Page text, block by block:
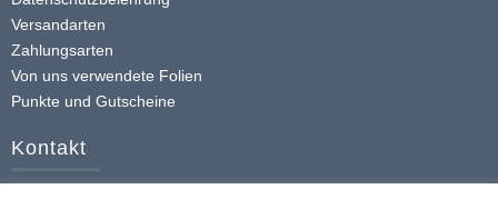
auf
der
Produktseite
gewählt
werden
Versandarten
Zahlungsarten
Von uns verwendete Folien
Punkte und Gutscheine
Kontakt